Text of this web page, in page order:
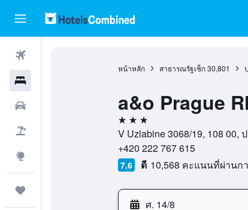
หน้าหลัก สาธารณรัฐเช็ก 30,801
a&o Prague
3 ดาว
V Uzlabine 3068/19, 108 00,
+420 222 767 615
7.6 ดี 10,568 คะแนนที่ผ่านก
ศ. 14/8